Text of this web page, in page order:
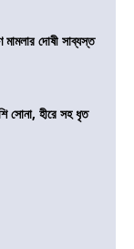
মামলার দোষী সাব্যস্ত
সোনা, হীরে সহ ধৃত